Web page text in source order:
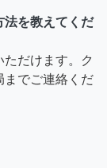
法を教えてくだ
だけます。ク
までご連絡くだ